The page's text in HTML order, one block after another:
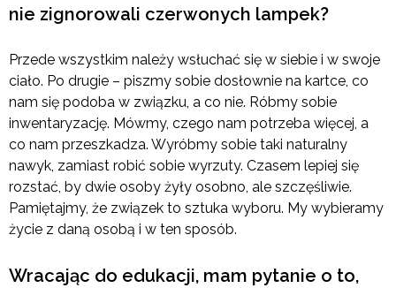
nie zignorowali czerwonych lampek?
Przede wszystkim należy wsłuchać się w siebie i w swoje
ciało. Po drugie – piszmy sobie dosłownie na kartce, co
nam się podoba w związku, a co nie. Róbmy sobie
inwentaryzację. Mówmy, czego nam potrzeba więcej, a
co nam przeszkadza. Wyróbmy sobie taki naturalny
nawyk, zamiast robić sobie wyrzuty. Czasem lepiej się
rozstać, by dwie osoby żyły osobno, ale szczęśliwie.
Pamiętajmy, że związek to sztuka wyboru. My wybieramy
życie z daną osobą i w ten sposób.
Wracając do edukacji, mam pytanie o to,